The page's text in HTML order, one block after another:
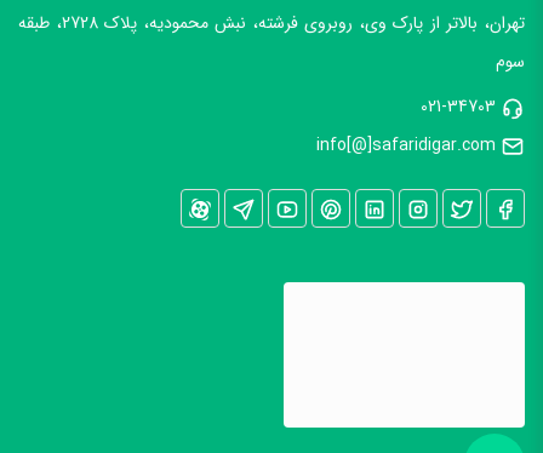
آدرس
سوم
021-34703
info[@]safaridigar.com